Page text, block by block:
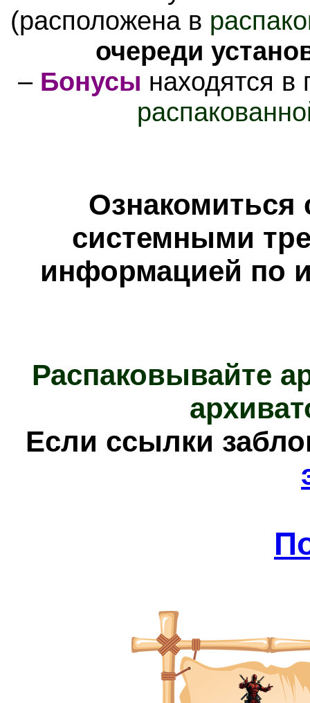
(расположена в
очереди
– Бонусы находятся в
Ознакомиться
системными
информацией по
Распаковывайте
Если ссылки